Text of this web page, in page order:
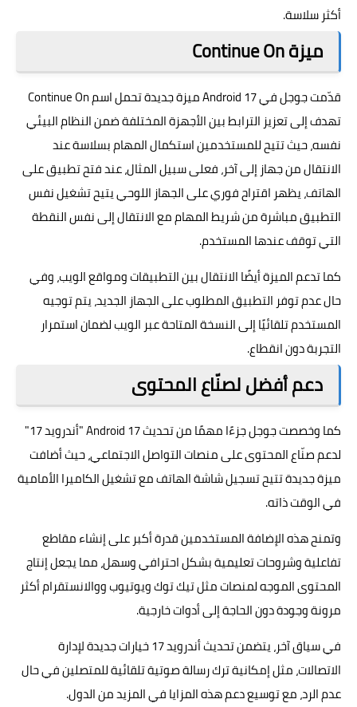
أكثر سلاسة.
ميزة Continue On
قدّمت جوجل في Android 17 ميزة جديدة تحمل اسم Continue On
تهدف إلى تعزيز الترابط بين الأجهزة المختلفة ضمن النظام البيئي
نفسه، حيث تتيح للمستخدمين استكمال المهام بسلاسة عند
الانتقال من جهاز إلى آخر، فعلى سبيل المثال، عند فتح تطبيق على
الهاتف، يظهر اقتراح فوري على الجهاز اللوحي يتيح تشغيل نفس
التطبيق مباشرة من شريط المهام مع الانتقال إلى نفس النقطة
التي توقف عندها المستخدم.
كما تدعم الميزة أيضًا الانتقال بين التطبيقات ومواقع الويب، وفي
حال عدم توفر التطبيق المطلوب على الجهاز الجديد، يتم توجيه
المستخدم تلقائيًا إلى النسخة المتاحة عبر الويب لضمان استمرار
التجربة دون انقطاع.
دعم أفضل لصنّاع المحتوى
كما وخصصت جوجل جزءًا مهمًا من تحديث Android 17 "أندرويد 17"
لدعم صنّاع المحتوى على منصات التواصل الاجتماعي، حيث أضافت
ميزة جديدة تتيح تسجيل شاشة الهاتف مع تشغيل الكاميرا الأمامية
في الوقت ذاته.
وتمنح هذه الإضافة المستخدمين قدرة أكبر على إنشاء مقاطع
تفاعلية وشروحات تعليمية بشكل احترافي وسهل، مما يجعل إنتاج
المحتوى الموجه لمنصات مثل تيك توك ويوتيوب ووالانستقرام أكثر
مرونة وجودة دون الحاجة إلى أدوات خارجية.
في سياق آخر، يتضمن تحديث أندرويد 17 خيارات جديدة لإدارة
الاتصالات، مثل إمكانية ترك رسالة صوتية تلقائية للمتصلين في حال
عدم الرد، مع توسيع دعم هذه المزايا في المزيد من الدول.